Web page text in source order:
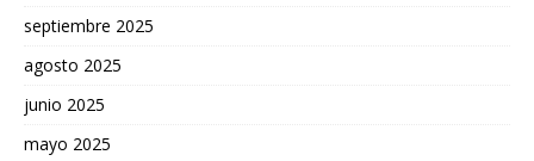
septiembre 2025
agosto 2025
junio 2025
mayo 2025